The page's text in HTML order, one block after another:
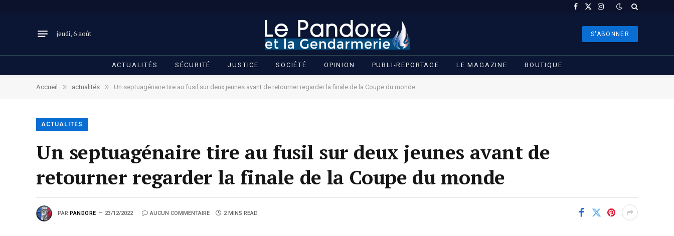
Facebook
X
Instagram
jeudi, 6 août S'ABONNER
ACTUALITÉS SÉCURITÉ JUSTICE SOCIÉTÉ OPINION PUBLI-REPORTAGE LE MAGAZINE BOUTIQUE
Accueil » actualités » Un septuagénaire tire au fusil sur deux jeunes avant de retourner regarder la finale de la Coupe du monde
ACTUALITÉS
Un septuagénaire tire au fusil sur deux jeunes avant de
retourner regarder la finale de la Coupe du monde
PAR PANDORE 23/12/2022 AUCUN COMMENTAIRE 2 MINS READ